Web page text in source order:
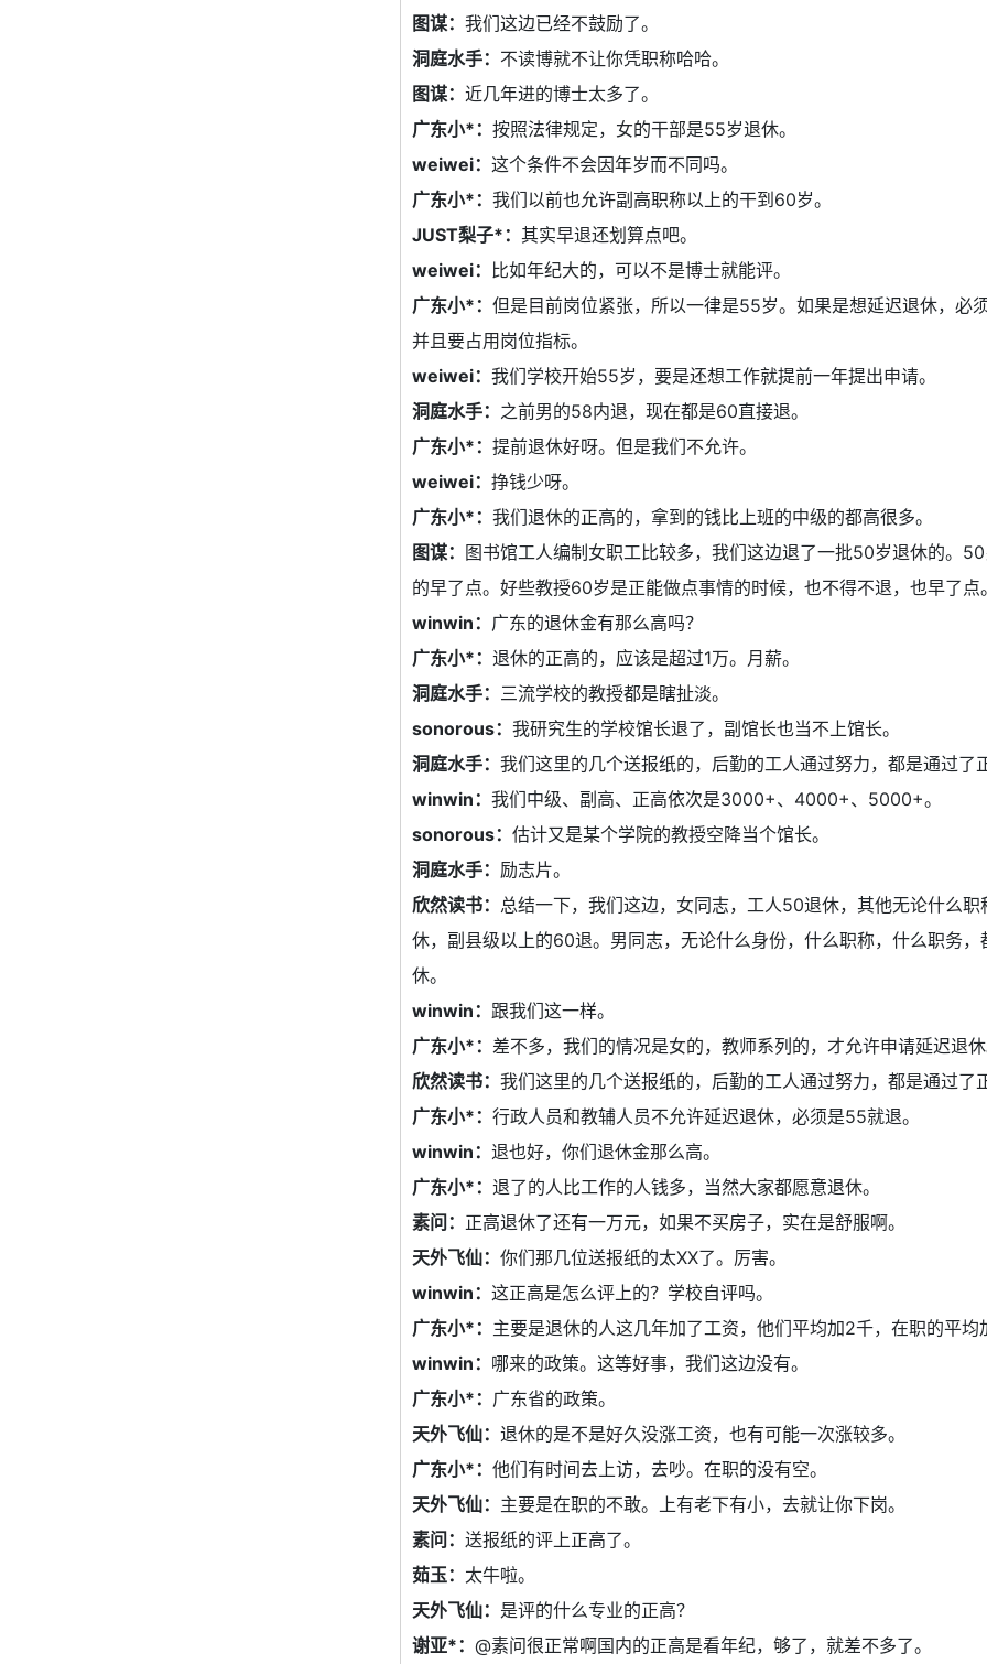
图谋：我们这边已经不鼓励了。
洞庭水手： 不读博就不让你凭职称哈哈。
图谋：近几年进的博士太多了。
广东小*：按照法律规定，女的干部是55岁退休。
weiwei：这个条件不会因年岁而不同吗。
广东小*：我们以前也允许副高职称以上的干到60岁。
JUST梨子*：其实早退还划算点吧。
weiwei： 比如年纪大的，可以不是博士就能评。
广东小*：但是目前岗位紧张，所以一律是55岁。如果是想延迟退休，必
并且要占用岗位指标。
weiwei：我们学校开始55岁，要是还想工作就提前一年提出申请。
洞庭水手： 之前男的58内退，现在都是60直接退。
广东小*：提前退休好呀。但是我们不允许。
weiwei：挣钱少呀。
广东小*：我们退休的正高的，拿到的钱比上班的中级的都高很多。
图谋： 图书馆工人编制女职工比较多，我们这边退了一批50岁退休的。
的早了点。好些教授60岁是正能做点事情的时候，也不得不退，也早了点
winwin： 广东的退休金有那么高吗？
广东小*：退休的正高的，应该是超过1万。月薪。
洞庭水手： 三流学校的教授都是瞎扯淡。
sonorous：我研究生的学校馆长退了，副馆长也当不上馆长。
洞庭水手：我们这里的几个送报纸的，后勤的工人通过努力，都是通过了
winwin：我们中级、副高、正高依次是3000+、4000+、5000+。
sonorous：估计又是某个学院的教授空降当个馆长。
洞庭水手： 励志片。
欣然读书： 总结一下，我们这边，女同志，工人50退休，其他无论什么
休，副县级以上的60退。男同志，无论什么身份，什么职称，什么职务
休。
winwin： 跟我们这一样。
广东小*： 差不多，我们的情况是女的，教师系列的，才允许申请延迟退
欣然读书：我们这里的几个送报纸的，后勤的工人通过努力，都是通过了
广东小*：行政人员和教辅人员不允许延迟退休，必须是55就退。
winwin：退也好，你们退休金那么高。
广东小*：退了的人比工作的人钱多，当然大家都愿意退休。
素问： 正高退休了还有一万元，如果不买房子，实在是舒服啊。
天外飞仙：你们那几位送报纸的太XX了。厉害。
winwin：这正高是怎么评上的？学校自评吗。
广东小*： 主要是退休的人这几年加了工资，他们平均加2千，在职的平均
winwin： 哪来的政策。这等好事，我们这边没有。
广东小*： 广东省的政策。
天外飞仙：退休的是不是好久没涨工资，也有可能一次涨较多。
广东小*：他们有时间去上访，去吵。在职的没有空。
天外飞仙： 主要是在职的不敢。上有老下有小，去就让你下岗。
素问：送报纸的评上正高了。
茹玉： 太牛啦。
天外飞仙： 是评的什么专业的正高？
谢亚*：@素问很正常啊国内的正高是看年纪，够了，就差不多了。